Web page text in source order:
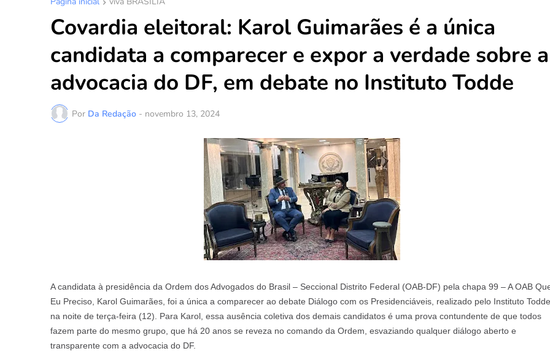
Covardia eleitoral: Karol Guimarães é a única
candidata a comparecer e expor a verdade sobre a
advocacia do DF, em debate no Instituto Todde
Por Da Redação - novembro 13, 2024
A candidata à presidência da Ordem dos Advogados do Brasil – Seccional Distrito Federal (OAB-DF) pela chapa 99 – A OAB
Eu Preciso, Karol Guimarães, foi a única a comparecer ao debate Diálogo com os Presidenciáveis, realizado pelo Instituto
na noite de terça-feira (12). Para Karol, essa ausência coletiva dos demais candidatos é uma prova contundente de que todos
fazem parte do mesmo grupo, que há 20 anos se reveza no comando da Ordem, esvaziando qualquer diálogo aberto e
transparente com a advocacia do DF.